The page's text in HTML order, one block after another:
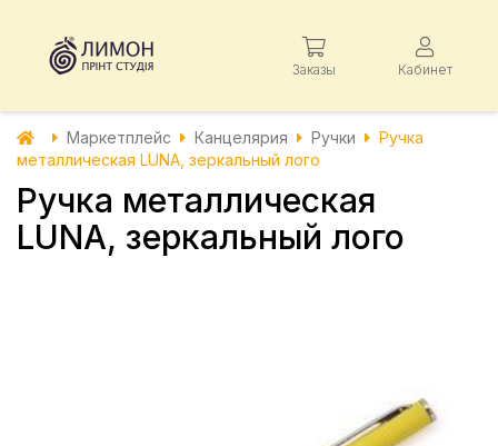
Заказы Кабинет
Маркетплейс Канцелярия Ручки
Ручка
металлическая LUNA, зеркальный лого
Ручка металлическая
LUNA, зеркальный лого